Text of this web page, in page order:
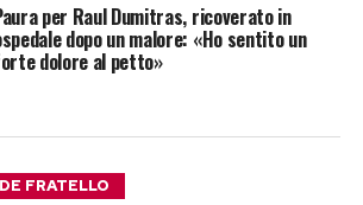
per Raul Dumitras, ricoverato in
dopo un malore: «Ho sentito un
dolore al petto»
FRATELLO